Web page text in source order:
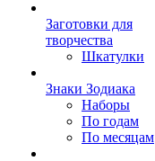
Заготовки для
творчества
Шкатулки
Знаки Зодиака
Наборы
По годам
По месяцам